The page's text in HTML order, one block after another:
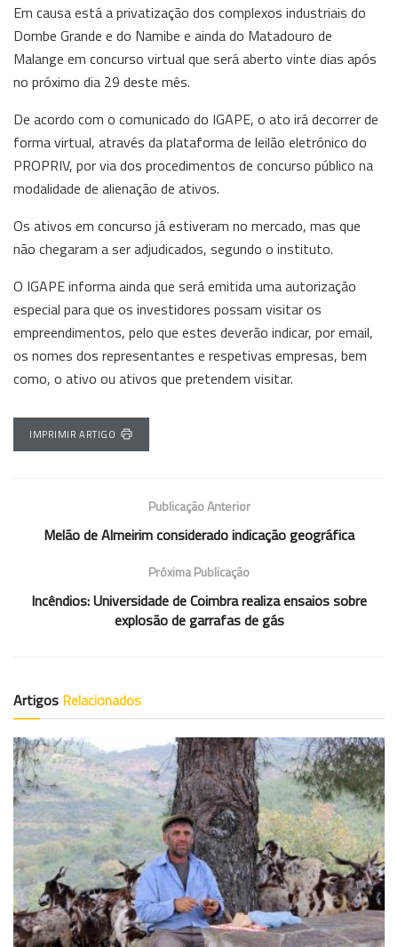
Em causa está a privatização dos complexos industriais do
Dombe Grande e do Namibe e ainda do Matadouro de
Malange em concurso virtual que será aberto vinte dias após
no próximo dia 29 deste mês.
De acordo com o comunicado do IGAPE, o ato irá decorrer de
forma virtual, através da plataforma de leilão eletrónico do
PROPRIV, por via dos procedimentos de concurso público na
modalidade de alienação de ativos.
Os ativos em concurso já estiveram no mercado, mas que
não chegaram a ser adjudicados, segundo o instituto.
O IGAPE informa ainda que será emitida uma autorização
especial para que os investidores possam visitar os
empreendimentos, pelo que estes deverão indicar, por email,
os nomes dos representantes e respetivas empresas, bem
como, o ativo ou ativos que pretendem visitar.
IMPRIMIR ARTIGO
Publicação Anterior
Melão de Almeirim considerado indicação geográfica
Próxima Publicação
Incêndios: Universidade de Coimbra realiza ensaios sobre
explosão de garrafas de gás
Artigos Relacionados